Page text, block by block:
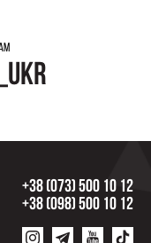
+38 (073) 500 10 12
+38 (098) 500 10 12